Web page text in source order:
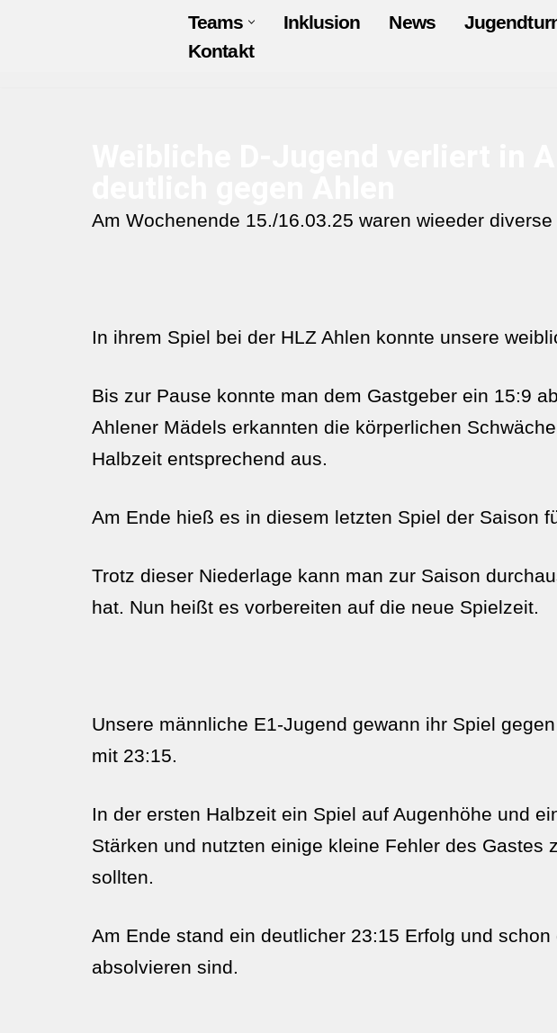
Teams Inklusion News
Kontakt
Am Wochenende 15./16.03.25 waren wieeder
In ihrem Spiel bei der HLZ Ahlen konnte unsere
Bis zur Pause konnte man dem Gastgeber ein 15:9
Ahlener Mädels erkannten die körperlichen
Halbzeit entsprechend aus.
Am Ende hieß es in diesem letzten Spiel der Saison
Trotz dieser Niederlage kann man zur Saison
hat. Nun heißt es vorbereiten auf die neue Spielzeit.
Unsere männliche E1-Jugend gewann ihr Spiel
mit 23:15.
In der ersten Halbzeit ein Spiel auf Augenhöhe und
Stärken und nutzten einige kleine Fehler des
sollten.
Am Ende stand ein deutlicher 23:15 Erfolg und
absolvieren sind.